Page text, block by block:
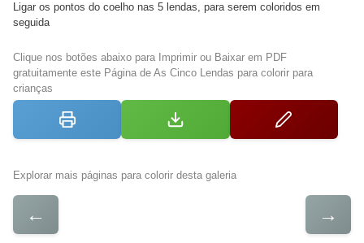
Ligar os pontos do coelho nas 5 lendas, para serem coloridos em
seguida
Clique nos botões abaixo para Imprimir ou Baixar em PDF
gratuitamente este Página de As Cinco Lendas para colorir para
crianças
Explorar mais páginas para colorir desta galeria
← →